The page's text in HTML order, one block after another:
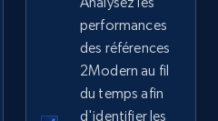
Commencer
performances
des références
2Modern au fil
du temps afin
d'identifier les